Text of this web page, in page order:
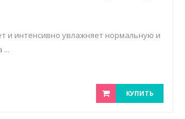
и интенсивно увлажняет нормальную и
...
КУПИТЬ